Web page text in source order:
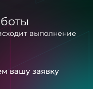
выполнение
вашу заявку